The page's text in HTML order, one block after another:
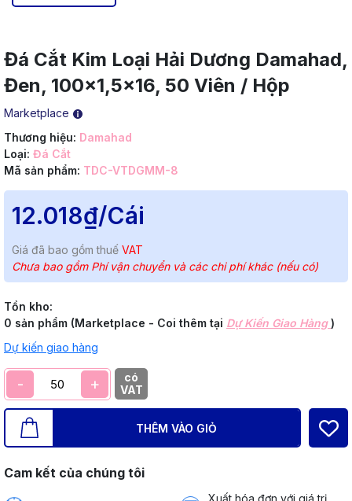
Đá Cắt Kim Loại Hải Dương Damahad,
Đen, 100x1,5x16, 50 Viên / Hộp
Marketplace
Thương hiệu: Damahad
Loại: Đá Cắt
Mã sản phẩm: TDC-VTDGMM-8
12.018₫/Cái
Giá đã bao gồm thuế VAT
Chưa bao gồm Phí vận chuyển và các chi phí khác (nếu có)
Tồn kho:
0 sản phẩm (Marketplace - Coi thêm tại Dự Kiến Giao Hàng)
Dự kiến giao hàng
- +
có
VAT
THÊM VÀO GIỎ
Cam kết của chúng tôi
Xuất hóa đơn với giá trị